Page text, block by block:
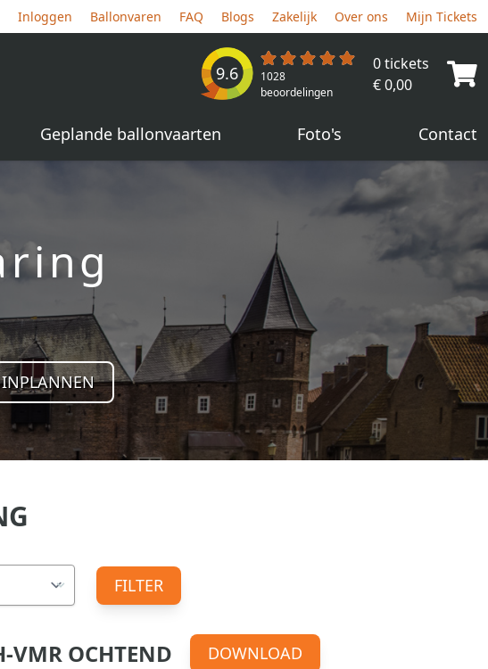
Inloggen Ballonvaren FAQ Blogs Zakelijk Over ons Mijn Tickets
9.6
1028
beoordelingen
0 tickets
€ 0,00
Geplande ballonvaarten Foto's Contact
INPLANNEN
FILTER
VMR OCHTEND DOWNLOAD